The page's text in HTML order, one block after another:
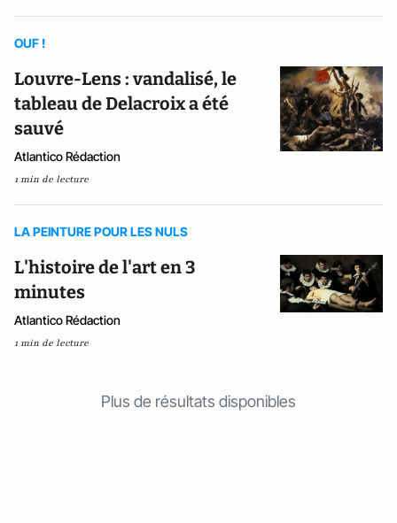
OUF !
Louvre-Lens : vandalisé, le
tableau de Delacroix a été
sauvé
Atlantico Rédaction
1 min de lecture
LA PEINTURE POUR LES NULS
L'histoire de l'art en 3
minutes
Atlantico Rédaction
1 min de lecture
Plus de résultats disponibles